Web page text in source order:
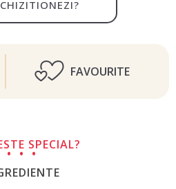
FAVOURITE
SPECIAL?